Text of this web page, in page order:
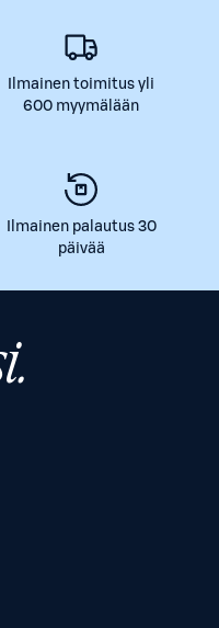
Ilmainen toimitus yli
600 myymälään
Ilmainen palautus 30
päivää